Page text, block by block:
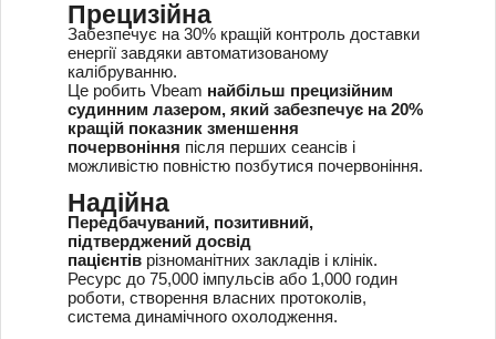
Прецизійна
Забезпечує на 30% кращій контроль доставки
енергії завдяки автоматизованому
калібруванню.
Це робить Vbeam найбільш прецизійним
судинним лазером, який забезпечує на 20%
кращій показник зменшення
почервоніння після перших сеансів і
можливістю повністю позбутися почервоніння.
Надійна
Передбачуваний, позитивний,
підтверджений досвід
пацієнтів різноманітних закладів і клінік.
Ресурс до 75,000 імпульсів або 1,000 годин
роботи, створення власних протоколів,
система динамічного охолодження.